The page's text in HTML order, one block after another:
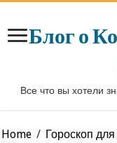
Блог о
Все что вы хотели
Home / Гороскоп